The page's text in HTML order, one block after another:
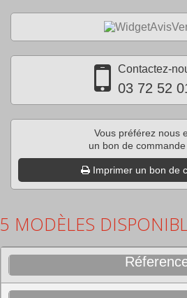
Contactez-
03 72 52
Vous préférez nous
un bon de
Imprimer un bon de
5 MODÈLES